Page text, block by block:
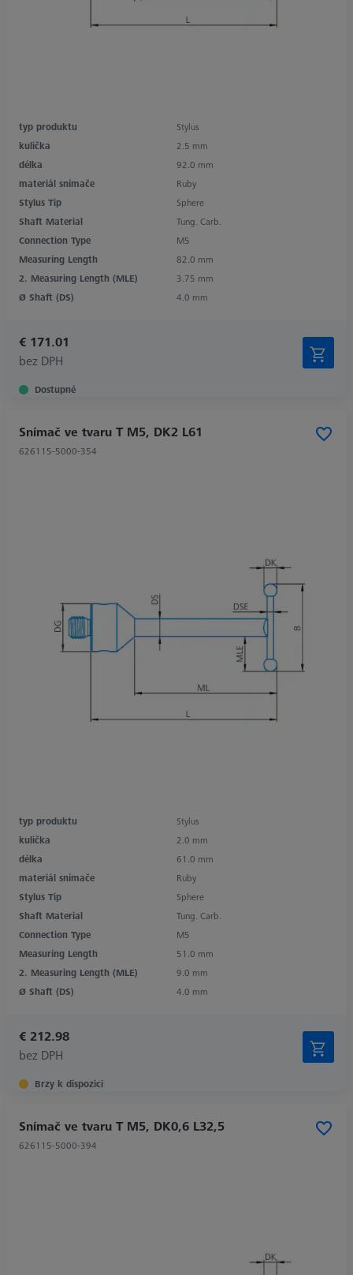
typ produktu
Stylus
kulička
2.5 mm
délka
92.0 mm
materiál snímače
Ruby
Stylus Tip
Sphere
Shaft Material
Tung. Carb.
Connection Type
M5
Measuring Length
82.0 mm
2. Measuring Length (MLE)
3.75 mm
Ø Shaft (DS)
4.0 mm
€ 171.01
bez DPH
Dostupné
Snímač ve tvaru T M5, DK2 L61
626115-5000-354
typ produktu
Stylus
kulička
2.0 mm
délka
61.0 mm
materiál snímače
Ruby
Stylus Tip
Sphere
Shaft Material
Tung. Carb.
Connection Type
M5
Measuring Length
51.0 mm
2. Measuring Length (MLE)
9.0 mm
Ø Shaft (DS)
4.0 mm
€ 212.98
bez DPH
Brzy k dispozici
Snímač ve tvaru T M5, DK0,6 L32,5
626115-5000-394